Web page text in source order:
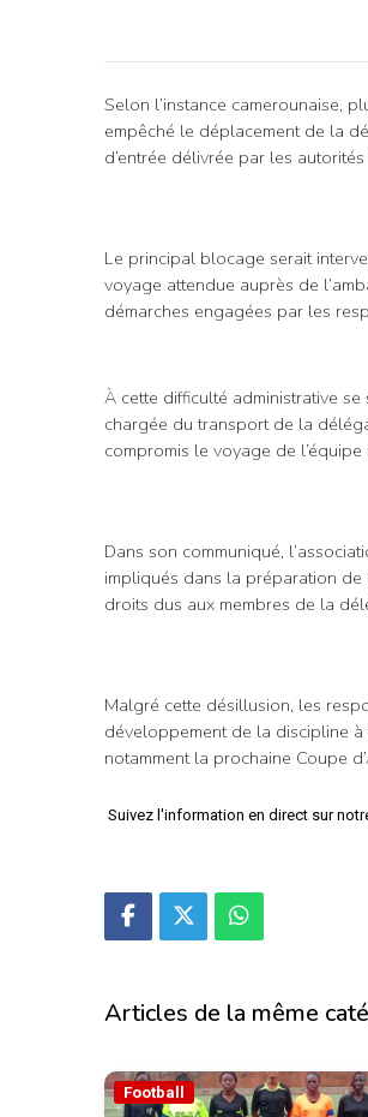
Selon l’instance camerounaise,
empêché le déplacement de la
d’entrée délivrée par les
Le principal blocage serait
voyage attendue auprès de
démarches engagées par les
À cette difficulté administrative
chargée du transport de la
compromis le voyage de
Dans son communiqué,
impliqués dans la préparation
droits dus aux membres de la
Malgré cette désillusion, les
développement de la discipline
notamment la prochaine Coupe
Suivez l'information en direct sur
Articles de la même
Football